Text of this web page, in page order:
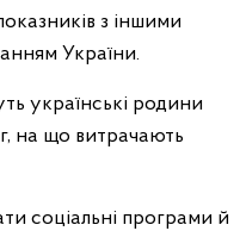
з іншими
України.
українські родини
на що витрачають
соціальні програми й